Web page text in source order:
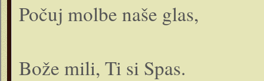
Počuj molbe naše glas,
Bože mili, Ti si Spas.